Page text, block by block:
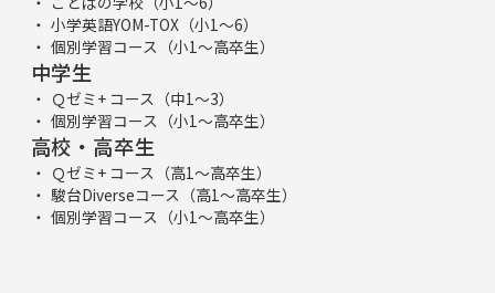
小学英語YOM-TOX（小1～6）
個別学習コース（小1～高卒生）
中学生
Ｑゼミ+ コース（中1～3）
個別学習コース（小1～高卒生）
高校・高卒生
Ｑゼミ+ コース（高1～高卒生）
駿台Diverseコース（高1～高卒生）
個別学習コース（小1～高卒生）